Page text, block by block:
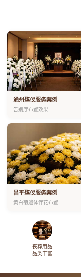
通州殡仪服务案例
告别厅布置效果
昌平殡仪服务案例
黄白菊遗体伴花布置
丧葬用品
品类丰富